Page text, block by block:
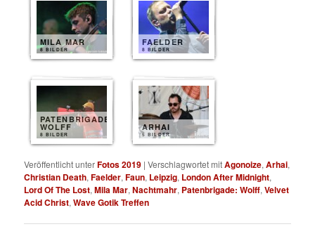
MILA MAR
8 BILDER
FAELDER
8 BILDER
PATENBRIGADE
WOLFF
8 BILDER
ARHAI
5 BILDER
Veröffentlicht unterFotos 2019 |Verschlagwortet mitAgonoize,Arhai,
Christian Death,Faelder,Faun, Leipzig, London After Midnight,
Lord Of The Lost,Mila Mar,Nachtmahr, Patenbrigade: Wolff,Velvet
Acid Christ,Wave Gotik Treffen